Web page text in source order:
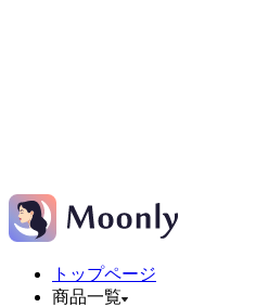
トップページ
商品一覧